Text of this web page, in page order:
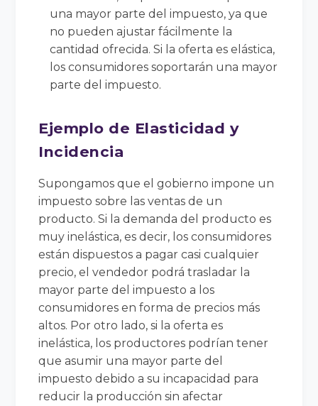
una mayor parte del impuesto, ya que
no pueden ajustar fácilmente la
cantidad ofrecida. Si la oferta es elástica,
los consumidores soportarán una mayor
parte del impuesto.
Ejemplo de Elasticidad y
Incidencia
Supongamos que el gobierno impone un
impuesto sobre las ventas de un
producto. Si la demanda del producto es
muy inelástica, es decir, los consumidores
están dispuestos a pagar casi cualquier
precio, el vendedor podrá trasladar la
mayor parte del impuesto a los
consumidores en forma de precios más
altos. Por otro lado, si la oferta es
inelástica, los productores podrían tener
que asumir una mayor parte del
impuesto debido a su incapacidad para
reducir la producción sin afectar